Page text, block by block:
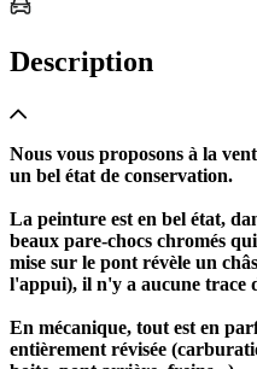
Description
Nous vous proposons à la
un bel état de conservation.
La peinture est en bel état,
beaux pare-chocs chromés
mise sur le pont révèle un
l'appui), il n'y a aucune trace
En mécanique, tout est en
entièrement révisée